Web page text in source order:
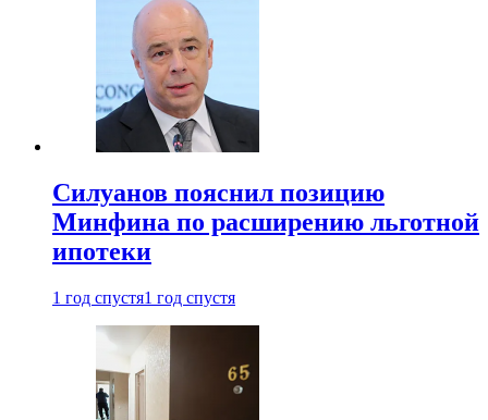
Силуанов пояснил позицию
Минфина по расширению льготной
ипотеки
1 год спустя1 год спустя